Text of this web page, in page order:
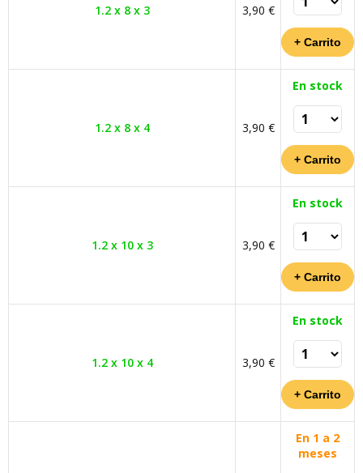
1.2 x 8 x 3 3,90 €
1.2 x 8 x 4 3,90 €
En stock
1.2 x 10 x 3 3,90 €
En stock
1.2 x 10 x 4 3,90 €
En stock
En 1 a 2
meses